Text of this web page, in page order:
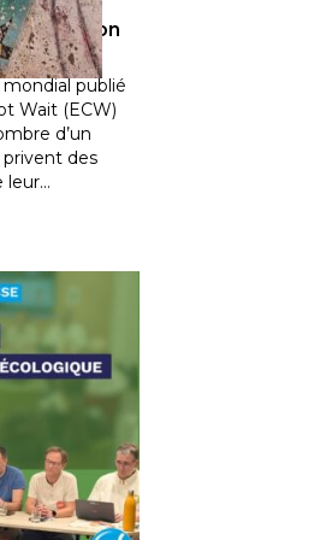
population
publié
Wait (ECW)
d’un
des
leur…
de
Éducation